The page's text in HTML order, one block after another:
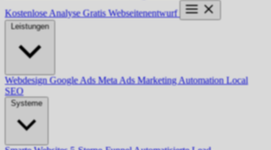
Kostenlose AnalyseGratis Webseitenentwurf
Leistungen
WebdesignGoogle Ads Meta Ads Marketing Automation Local
SEO
Systeme